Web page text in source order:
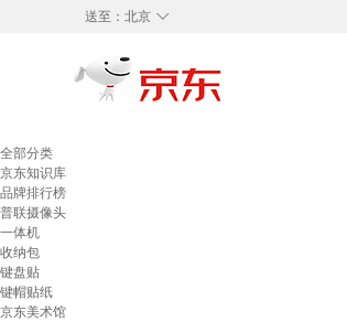
◇
送至： 北京
全部分类
京东知识库
品牌排行榜
普联摄像头
一体机
收纳包
键盘贴
键帽贴纸
京东美术馆